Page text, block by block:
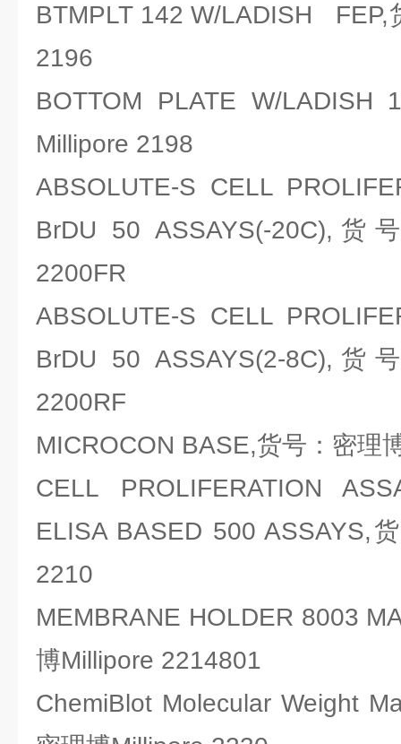
BTMPLT 142 W/LADISH FEP,
2196
BOTTOM PLATE W/
Millipore 2198
ABSOLUTE-S CELL
BrDU 50 ASSAYS(-20C),货
2200FR
ABSOLUTE-S CELL
BrDU 50 ASSAYS(2-8C),货
2200RF
MICROCON BASE,货号：密理
CELL PROLIFERATION
ELISA BASED 500 ASSAYS,
2210
MEMBRANE HOLDER 8003
博Millipore 2214801
ChemiBlot Molecular Weight